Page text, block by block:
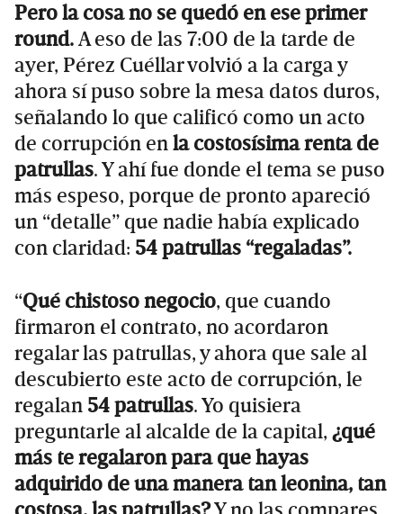
Pero la cosa no se quedó en ese primer
round.A eso de las 7:00 de la tarde de
ayer, Pérez Cuéllar volvió a la carga y
ahora sí puso sobre la mesa datos duros,
señalando lo que calificó como un acto
de corrupción enla costosísima renta de
patrullas. Y ahí fue donde el tema se puso
más espeso, porque de pronto apareció
un “detalle” que nadie había explicado
con claridad: 54 patrullas “regaladas”.
“Qué chistoso negocio, que cuando
firmaron el contrato, no acordaron
regalar las patrullas, y ahora que sale al
descubierto este acto de corrupción, le
regalan 54 patrullas. Yo quisiera
preguntarle al alcalde de la capital, ¿qué
más te regalaron para que hayas
adquirido de una manera tan leonina, tan